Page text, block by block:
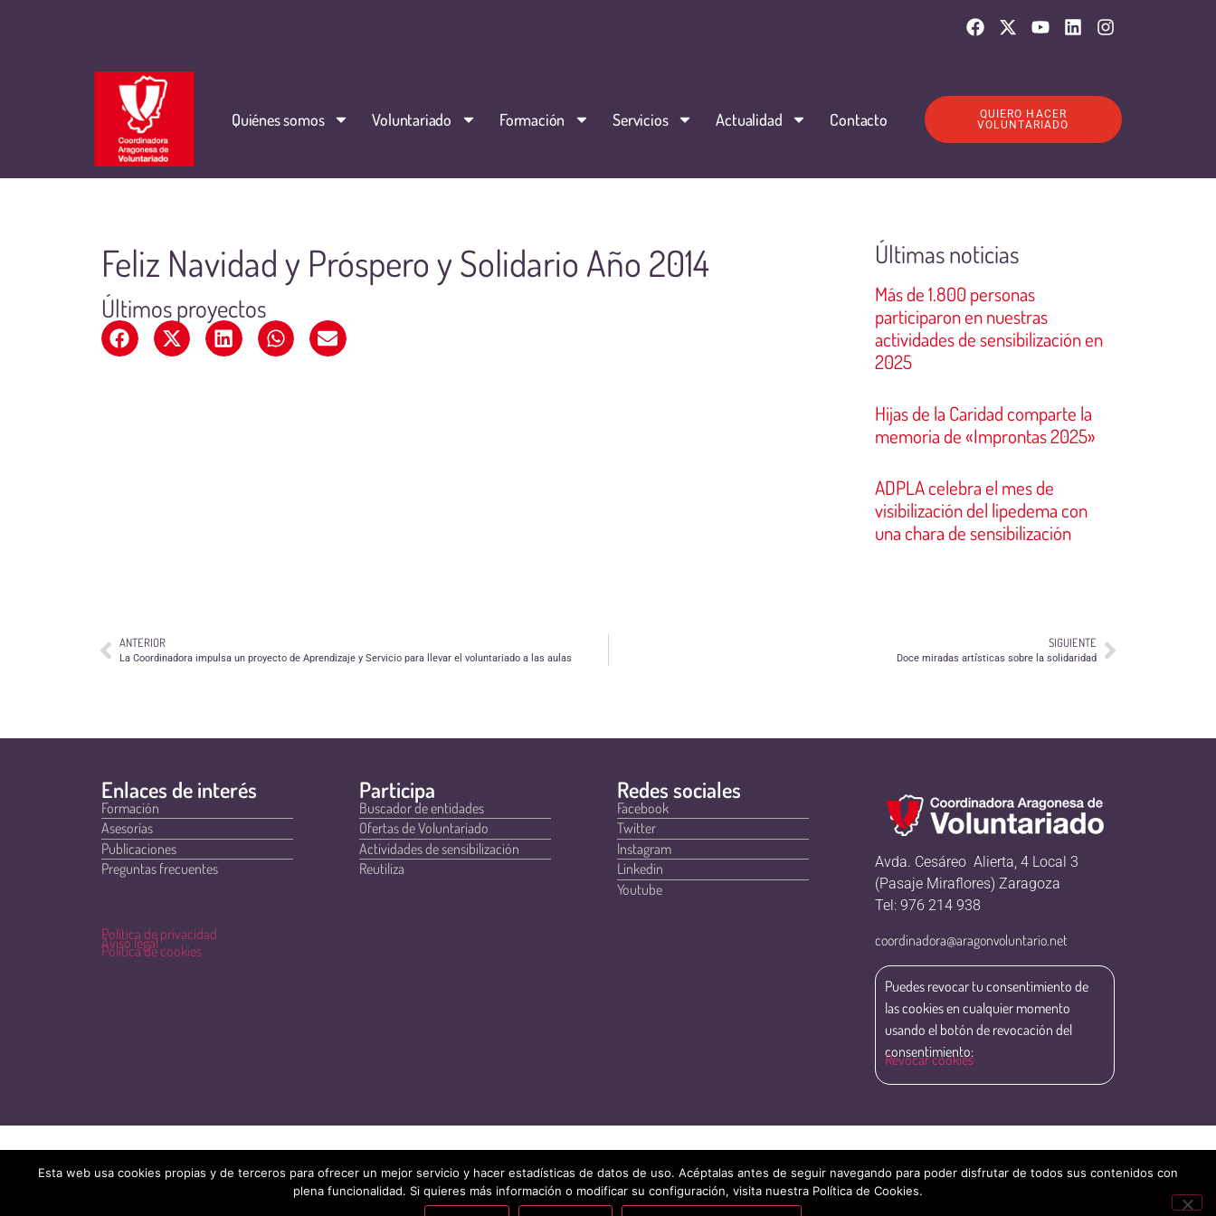
Quiénes somos Voluntariado Formación Servicios Actualidad Contacto
QUIERO HACER
VOLUNTARIADO
Feliz Navidad y Próspero y Solidario Año 2014
Últimos proyectos
Últimas noticias
Más de 1.800 personas
participaron en nuestras
actividades de sensibilización en
2025
Hijas de la Caridad comparte la
memoria de «Improntas 2025»
ADPLA celebra el mes de
visibilización del lipedema con
una chara de sensibilización
ANTERIOR
La Coordinadora impulsa un proyecto de Aprendizaje y Servicio para llevar el voluntariado a las aulas
SIGUIENTE
Doce miradas artísticas sobre la solidaridad
Enlaces de interés
Formación
Asesorías
Publicaciones
Preguntas frecuentes
Política de privacidad
Aviso legal
Política de cookies
Participa
Buscador de entidades
Ofertas de Voluntariado
Actividades de sensibilización
Reutiliza
Redes sociales
Facebook
Twitter
Instagram
Linkedin
Youtube
Avda. Cesáreo Alierta, 4 Local 3
(Pasaje Miraflores) Zaragoza
Tel: 976 214 938
coordinadora@aragonvoluntario.net
Puedes revocar tu consentimiento de
las cookies en cualquier momento
usando el botón de revocación del
consentimiento:
Revocar cookies
Esta web usa cookies propias y de terceros para ofrecer un mejor servicio y hacer estadísticas de datos de uso. Acéptalas antes de seguir navegando para poder disfrutar de todos sus contenidos con
plena funcionalidad. Si quieres más información o modificar su configuración, visita nuestra Política de Cookies.